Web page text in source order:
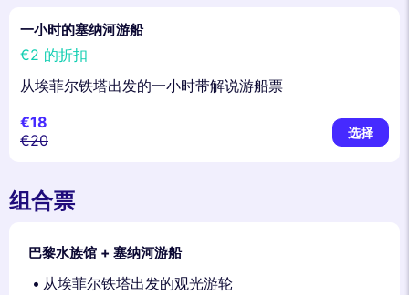
一小时的塞纳河游船
€2 的折扣
从埃菲尔铁塔出发的一小时带解说游船票
€18
€20
选择
组合票
巴黎水族馆 + 塞纳河游船
从埃菲尔铁塔出发的观光游轮